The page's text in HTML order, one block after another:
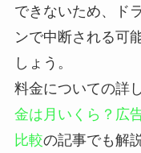
できないため、ド
ンで中断される可
しょう。
料金についての詳
金は月いくら？広
比較の記事でも解